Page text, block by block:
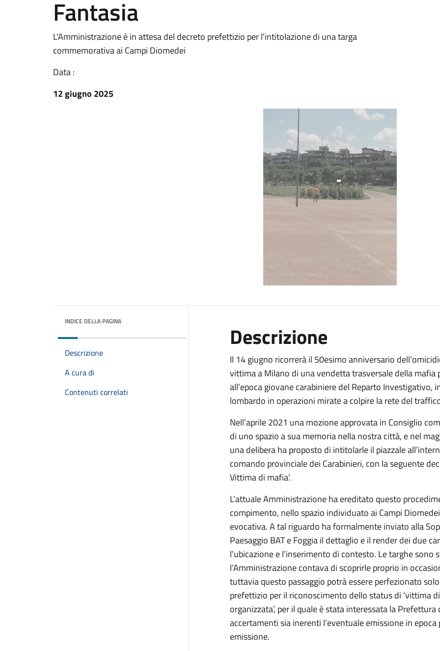
Fantasia
L'Amministrazione è in attesa del decreto prefettizio per l'intitolazione di una targa
commemorativa ai Campi Diomedei
Data :
12 giugno 2025
INDICE DELLA PAGINA
Descrizione
A cura di
Contenuti correlati
Descrizione
Il 14 giugno ricorrerà il 50esimo anniversario
vittima a Milano di una vendetta trasversale della
all’epoca giovane carabiniere del Reparto
lombardo in operazioni mirate a colpire la rete del
Nell’aprile 2021 una mozione approvata in Consiglio
di uno spazio a sua memoria nella nostra città, e nel
una delibera ha proposto di intitolarle il piazzale
comando provinciale dei Carabinieri, con la seguente
Vittima di mafia’.
L’attuale Amministrazione ha ereditato questo
compimento, nello spazio individuato ai Campi
evocativa. A tal riguardo ha formalmente inviato alla
Paesaggio BAT e Foggia il dettaglio e il render dei due
l’ubicazione e l’inserimento di contesto. Le targhe
l’Amministrazione contava di scoprirle proprio in
tuttavia questo passaggio potrà essere perfezionato
prefettizio per il riconoscimento dello status di ‘vittima
organizzata’, per il quale è stata interessata la
accertamenti sia inerenti l’eventuale emissione in
emissione.